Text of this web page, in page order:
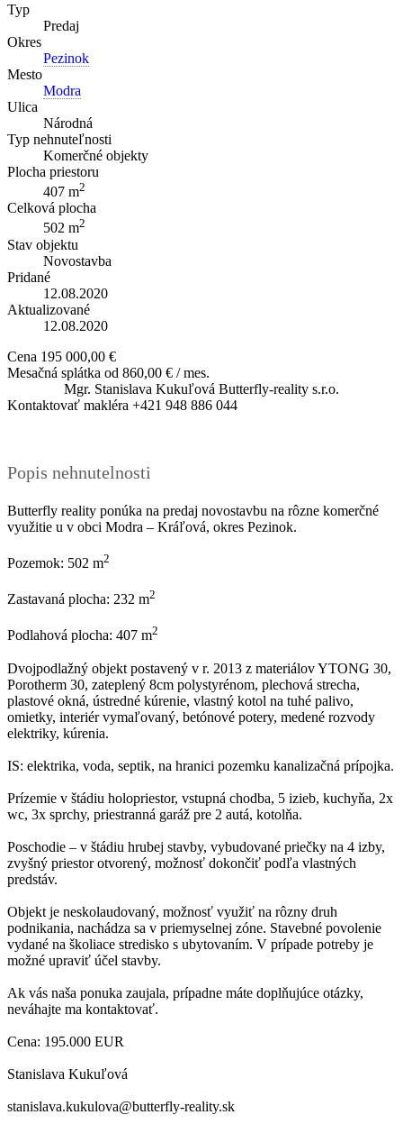
Typ
Predaj
Okres
Pezinok
Mesto
Modra
Ulica
Národná
Typ nehnuteľnosti
Komerčné objekty
Plocha priestoru
407 m2
Celková plocha
502 m2
Stav objektu
Novostavba
Pridané
12.08.2020
Aktualizované
12.08.2020
Cena 195 000,00 €
Mesačná splátka od 860,00 € / mes.
Mgr. Stanislava Kukuľová Butterfly-reality s.r.o.
Kontaktovať makléra +421 948 886 044
Popis nehnutelnosti
Butterfly reality ponúka na predaj novostavbu na rôzne komerčné
využitie u v obci Modra – Kráľová, okres Pezinok.
Pozemok: 502 m2
Zastavaná plocha: 232 m2
Podlahová plocha: 407 m2
Dvojpodlažný objekt postavený v r. 2013 z materiálov YTONG 30,
Porotherm 30, zateplený 8cm polystyrénom, plechová strecha,
plastové okná, ústredné kúrenie, vlastný kotol na tuhé palivo,
omietky, interiér vymaľovaný, betónové potery, medené rozvody
elektriky, kúrenia.
IS: elektrika, voda, septik, na hranici pozemku kanalizačná prípojka.
Prízemie v štádiu holopriestor, vstupná chodba, 5 izieb, kuchyňa, 2x
wc, 3x sprchy, priestranná garáž pre 2 autá, kotolňa.
Poschodie – v štádiu hrubej stavby, vybudované priečky na 4 izby,
zvyšný priestor otvorený, možnosť dokončiť podľa vlastných
predstáv.
Objekt je neskolaudovaný, možnosť využiť na rôzny druh
podnikania, nachádza sa v priemyselnej zóne. Stavebné povolenie
vydané na školiace stredisko s ubytovaním. V prípade potreby je
možné upraviť účel stavby.
Ak vás naša ponuka zaujala, prípadne máte doplňujúce otázky,
neváhajte ma kontaktovať.
Cena: 195.000 EUR
Stanislava Kukuľová
stanislava.kukulova@butterfly-reality.sk